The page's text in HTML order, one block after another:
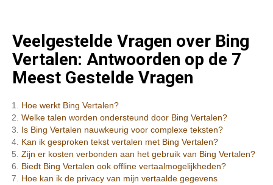
Veelgestelde Vragen over Bing
Vertalen: Antwoorden op de 7
Meest Gestelde Vragen
Hoe werkt Bing Vertalen?
Welke talen worden ondersteund door Bing Vertalen?
Is Bing Vertalen nauwkeurig voor complexe teksten?
Kan ik gesproken tekst vertalen met Bing Vertalen?
Zijn er kosten verbonden aan het gebruik van Bing Vertalen?
Biedt Bing Vertalen ook offline vertaalmogelijkheden?
Hoe kan ik de privacy van mijn vertaalde gegevens